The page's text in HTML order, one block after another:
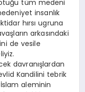
tüm medeni
insanlık
hırsı ugruna
arkasındaki
de vesile
davranışlardan
Kandilini tebrik
aleminin